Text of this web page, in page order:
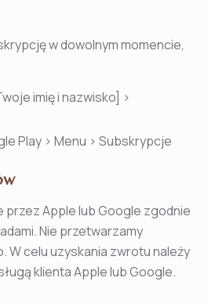
w dowolnym momencie,
imię i nazwisko] >
Play > Menu > Subskrypcje
przez Apple lub Google zgodnie
Nie przetwarzamy
celu uzyskania zwrotu należy
klienta Apple lub Google.